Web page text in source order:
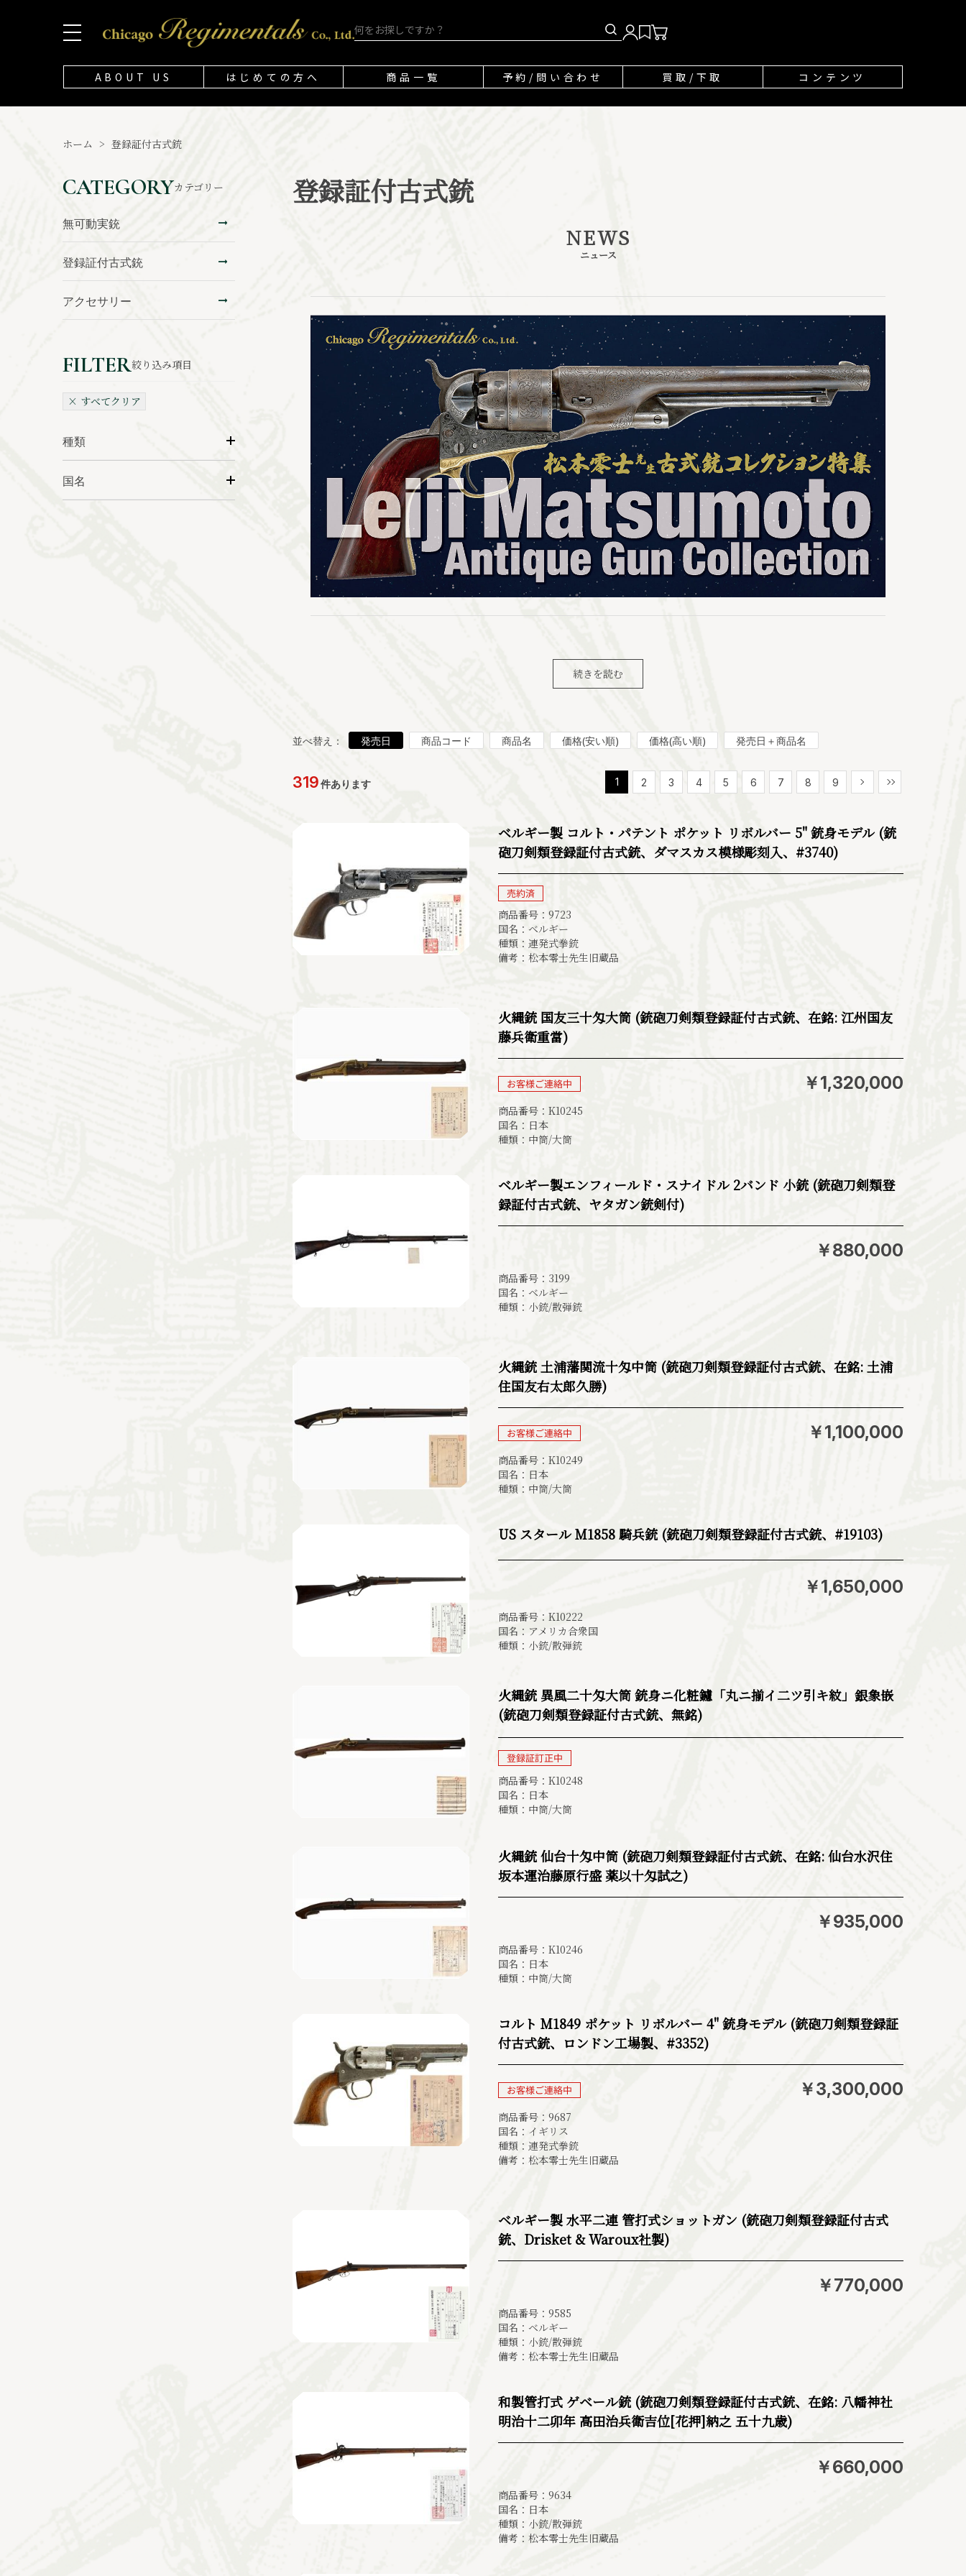
ABOUT US はじめての方へ 商品一覧 予約/問い合わせ 買取/下取 コンテンツ
ホーム > 登録証付古式銃
CATEGORYカテゴリー
無可動実銃
登録証付古式銃
アクセサリー
絞り込み項目
× すべてクリア
種類
国名
登録証付古式銃
NEWS
ニュース
続きを読む
並べ替え： 発売日 商品コード 商品名 価格(安い順) 価格(高い順) 発売日＋商品名
319件あります 1 2 3 4 5 6 7 8 9
ベルギー製 コルト・パテント ポケット リボルバー 5" 銃身モデル (銃
砲刀剣類登録証付古式銃、ダマスカス模様彫刻入、#3740)
商品番号：9723
国名：ベルギー
種類：連発式拳銃
備考：松本零士先生旧蔵品
￥1,320,000
火縄銃 国友三十匁大筒 (銃砲刀剣類登録証付古式銃、在銘: 江州国友
藤兵衛重當)
商品番号：K10245
国名：日本
種類：中筒/大筒
￥880,000
ベルギー製エンフィールド・スナイドル 2バンド 小銃 (銃砲刀剣類登
録証付古式銃、ヤタガン銃剣付)
商品番号：3199
国名：ベルギー
種類：小銃/散弾銃
￥1,100,000
火縄銃 土浦藩関流十匁中筒 (銃砲刀剣類登録証付古式銃、在銘: 土浦
住国友右太郎久勝)
商品番号：K10249
国名：日本
種類：中筒/大筒
￥1,650,000
US スタール M1858 騎兵銃 (銃砲刀剣類登録証付古式銃、#19103)
商品番号：K10222
国名：アメリカ合衆国
種類：小銃/散弾銃
火縄銃 異風二十匁大筒 銃身ニ化粧鑢「丸ニ揃イ二ツ引キ紋」銀象嵌
(銃砲刀剣類登録証付古式銃、無銘)
商品番号：K10248
国名：日本
種類：中筒/大筒
￥935,000
火縄銃 仙台十匁中筒 (銃砲刀剣類登録証付古式銃、在銘: 仙台水沢住
坂本運治藤原行盛 薬以十匁試之)
商品番号：K10246
国名：日本
種類：中筒/大筒
￥3,300,000
コルト M1849 ポケット リボルバー 4" 銃身モデル (銃砲刀剣類登録証
付古式銃、ロンドン工場製、#3352)
商品番号：9687
国名：イギリス
種類：連発式拳銃
備考：松本零士先生旧蔵品
￥770,000
ベルギー製 水平二連 管打式ショットガン (銃砲刀剣類登録証付古式
銃、Drisket & Waroux社製)
商品番号：9585
国名：ベルギー
種類：小銃/散弾銃
備考：松本零士先生旧蔵品
￥660,000
和製管打式 ゲベール銃 (銃砲刀剣類登録証付古式銃、在銘: 八幡神社
明治十二卯年 高田治兵衛吉位[花押]納之 五十九歳)
商品番号：9634
国名：日本
種類：小銃/散弾銃
備考：松本零士先生旧蔵品